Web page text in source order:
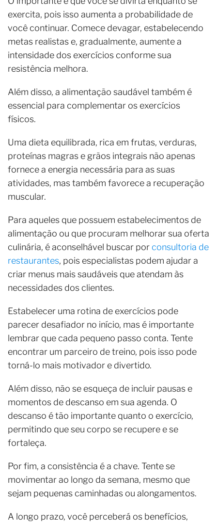
exercita, pois isso aumenta a probabilidade de
você continuar. Comece devagar, estabelecendo
metas realistas e, gradualmente, aumente a
intensidade dos exercícios conforme sua
resistência melhora.
Além disso, a alimentação saudável também é
essencial para complementar os exercícios
físicos.
Uma dieta equilibrada, rica em frutas, verduras,
proteínas magras e grãos integrais não apenas
fornece a energia necessária para as suas
atividades, mas também favorece a recuperação
muscular.
Para aqueles que possuem estabelecimentos de
alimentação ou que procuram melhorar sua oferta
culinária, é aconselhável buscar por consultoria de
restaurantes, pois especialistas podem ajudar a
criar menus mais saudáveis que atendam às
necessidades dos clientes.
Estabelecer uma rotina de exercícios pode
parecer desafiador no início, mas é importante
lembrar que cada pequeno passo conta. Tente
encontrar um parceiro de treino, pois isso pode
torná-lo mais motivador e divertido.
Além disso, não se esqueça de incluir pausas e
momentos de descanso em sua agenda. O
descanso é tão importante quanto o exercício,
permitindo que seu corpo se recupere e se
fortaleça.
Por fim, a consistência é a chave. Tente se
movimentar ao longo da semana, mesmo que
sejam pequenas caminhadas ou alongamentos.
A longo prazo, você perceberá os benefícios,